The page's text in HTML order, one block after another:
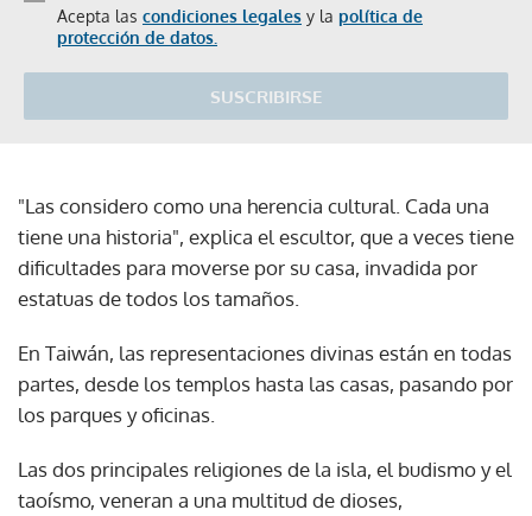
Acepta las condiciones legales y la política de
protección de datos.
SUSCRIBIRSE
"Las considero como una herencia cultural. Cada una
tiene una historia", explica el escultor, que a veces tiene
dificultades para moverse por su casa, invadida por
estatuas de todos los tamaños.
En Taiwán, las representaciones divinas están en todas
partes, desde los templos hasta las casas, pasando por
los parques y oficinas.
Las dos principales religiones de la isla, el budismo y el
taoísmo, veneran a una multitud de dioses,